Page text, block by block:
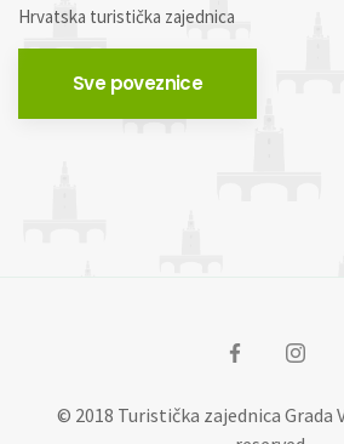
Hrvatska turistička zajednica
Sve poveznice
© 2018 Turistička zajednica Grada